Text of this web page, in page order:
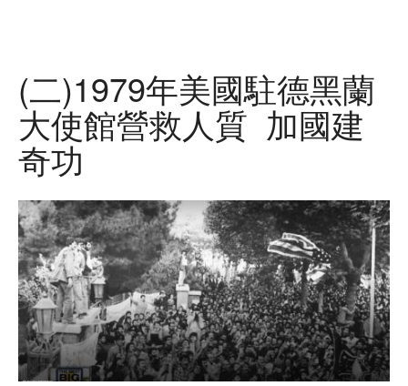
(二)1979年美國駐德黑蘭
大使館營救人質 加國建
奇功